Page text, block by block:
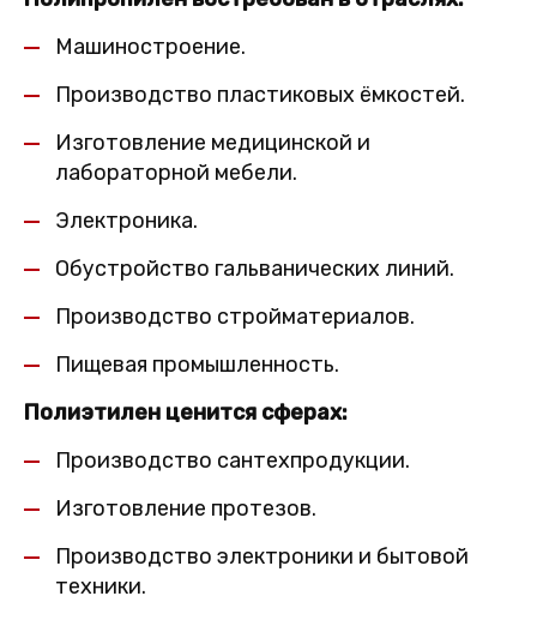
Машиностроение.
Производство пластиковых ёмкостей.
Изготовление медицинской и
лабораторной мебели.
Электроника.
Обустройство гальванических линий.
Производство стройматериалов.
Пищевая промышленность.
Полиэтилен ценится сферах:
Производство сантехпродукции.
Изготовление протезов.
Производство электроники и бытовой
техники.